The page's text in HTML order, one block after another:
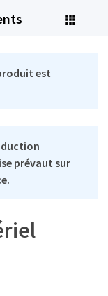
est
prévaut sur